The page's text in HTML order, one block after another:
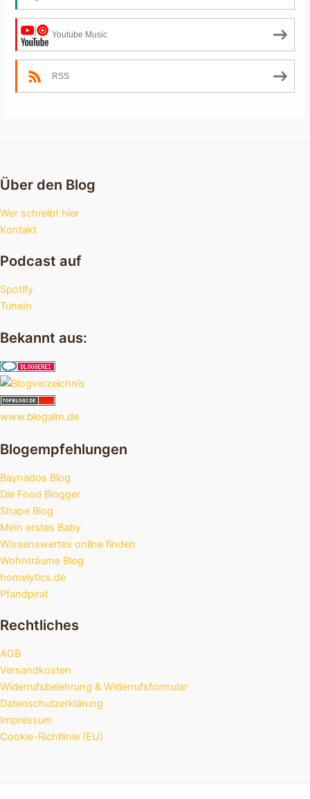
Youtube Music
RSS
Über den Blog
Wer schreibt hier
Kontakt
Podcast auf
Spotify
TuneIn
Bekannt aus:
www.blogalm.de
Blogempfehlungen
Baynados Blog
Die Food Blogger
Shape Blog
Mein erstes Baby
Wissenswertes online finden
Wohnträume Blog
homelytics.de
Pfandpirat
Rechtliches
AGB
Versandkosten
Widerrufsbelehrung & Widerrufsformular
Datenschutzerklärung
Impressum
Cookie-Richtlinie (EU)